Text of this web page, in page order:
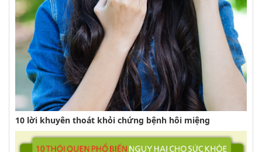
10 lời khuyên thoát khỏi chứng bệnh hôi miệng